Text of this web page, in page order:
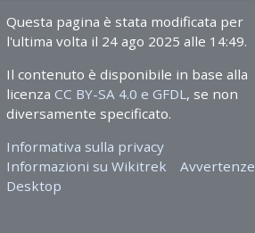
Questa pagina è stata modificata per
l'ultima volta il 24 ago 2025 alle 14:49.
Il contenuto è disponibile in base alla
licenza CC BY-SA 4.0 e GFDL , se non
diversamente specificato.
Informativa sulla privacy
Informazioni su Wikitrek
Avvertenze
Desktop